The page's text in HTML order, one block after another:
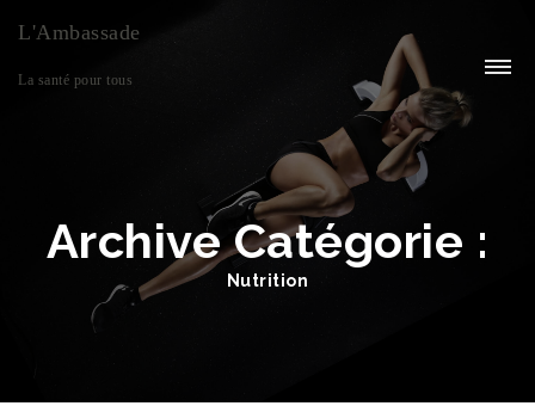
L'Ambassade
La santé pour tous
Archive Catégorie :
Nutrition